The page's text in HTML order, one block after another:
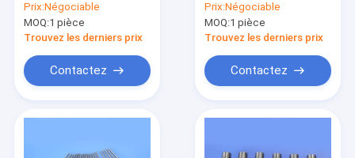
avancées pour
l'industrie de
l'usinage du matériel
Prix:Négociable
MOQ:1 pièce
Trouvez les derniers prix
Contactez
avec vernis miroir
pour l'estampage de
précision
Prix:Négociable
MOQ:1 pièce
Trouvez les derniers prix
Contactez